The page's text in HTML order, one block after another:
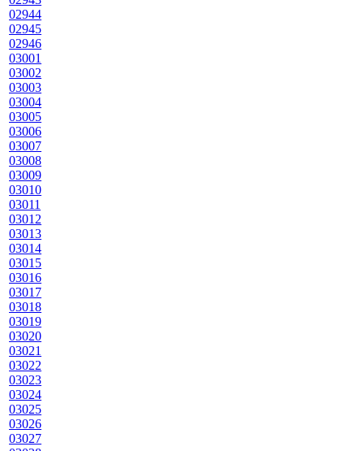
02944
02945
02946
03001
03002
03003
03004
03005
03006
03007
03008
03009
03010
03011
03012
03013
03014
03015
03016
03017
03018
03019
03020
03021
03022
03023
03024
03025
03026
03027